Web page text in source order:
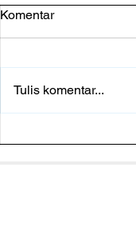
Komentar
Tulis komentar...